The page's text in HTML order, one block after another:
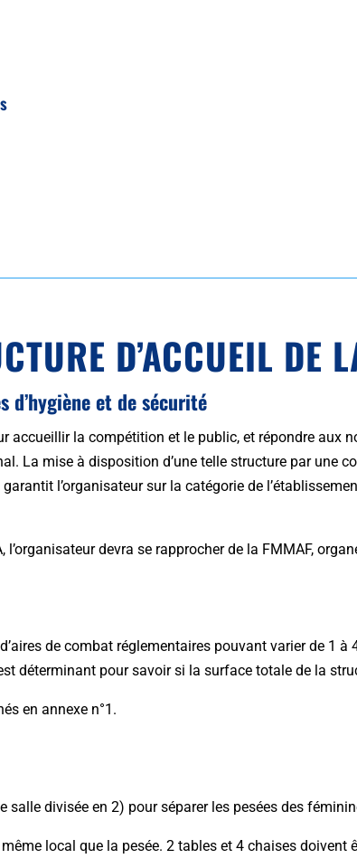
D’ACCUEIL DE
d’hygiène et de sécurité
accueillir la compétition et le public, et répondre aux
La mise à disposition d’une telle structure par une
l’organisateur sur la catégorie de
devra se rapprocher de la FMMAF,
de combat réglementaires pouvant varier de 1
déterminant pour savoir si la surface totale de la
en annexe n°1.
salle divisée en 2) pour séparer les pesées des
local que la pesée. 2 tables et 4 chaises doivent